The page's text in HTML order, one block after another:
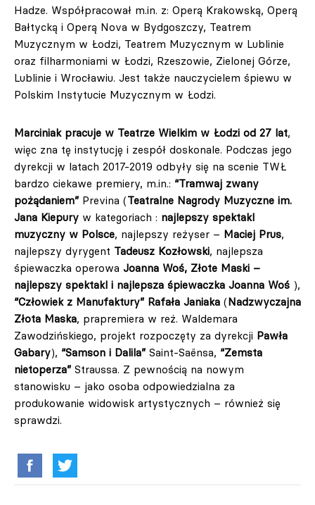
Hadze. Współpracował m.in. z: Operą Krakowską, Operą
Bałtycką i Operą Nova w Bydgoszczy, Teatrem
Muzycznym w Łodzi, Teatrem Muzycznym w Lublinie
oraz filharmoniami w Łodzi, Rzeszowie, Zielonej Górze,
Lublinie i Wrocławiu. Jest także nauczycielem śpiewu w
Polskim Instytucie Muzycznym w Łodzi.
Marciniak pracuje w Teatrze Wielkim w Łodzi od 27 lat,
więc zna tę instytucję i zespół doskonale. Podczas jego
dyrekcji w latach 2017-2019 odbyły się na scenie TWŁ
bardzo ciekawe premiery, m.in.: “Tramwaj zwany
pożądaniem” Previna (Teatralne Nagrody Muzyczne im.
Jana Kiepury w kategoriach : najlepszy spektakl
muzyczny w Polsce, najlepszy reżyser – Maciej Prus,
najlepszy dyrygent Tadeusz Kozłowski, najlepsza
śpiewaczka operowa Joanna Woś, Złote Maski –
najlepszy spektakl i najlepsza śpiewaczka Joanna Woś ),
“Człowiek z Manufaktury” Rafała Janiaka (Nadzwyczajna
Złota Maska, prapremiera w reż. Waldemara
Zawodzińskiego, projekt rozpoczęty za dyrekcji Pawła
Gabary), “Samson i Dalila” Saint-Saënsa, “Zemsta
nietoperza” Straussa. Z pewnością na nowym
stanowisku – jako osoba odpowiedzialna za
produkowanie widowisk artystycznych – również się
sprawdzi.